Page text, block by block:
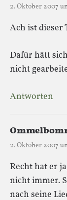
2. Oktober 2007
Ach ist dieser
Dafür hätt
nicht
Antworten
2. Oktober 2007
Recht hat er
nicht immer.
nach seine